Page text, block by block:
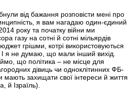
від бажання розповісти мені про
я вам нагадаю один-єдиний
року та початку війни ми
газу на сотні й сотні мільярдів
грішми, котрі використовуються
І я не думаю, що мали інший вихід.
що політика – не місце для
дівиць чи одноклітинних ФБ-
мають захищати свої інтереси й життя
й Ізраїль).